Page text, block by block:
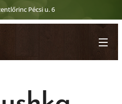
Pécsi u. 6